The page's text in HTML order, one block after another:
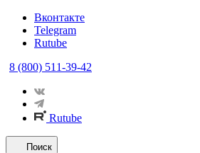
Вконтакте
Telegram
Rutube
8 (800) 511-39-42
Rutube
Поиск